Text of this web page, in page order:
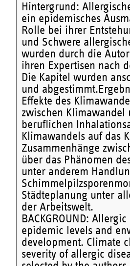
Hintergrund:
ein epidemisches
Rolle bei ihrer
und Schwere
wurden durch die
ihren Expertisen nach
Die Kapitel wurden
und
Effekte des
zwischen Klimawandel
beruflichen
Klimawandels auf das
Zusammenhänge
über das Phänomen
unter anderem
Städteplanung unter
der Arbeitswelt.
BACKGROUND:
epidemic levels and
development. Climate
severity of allergic